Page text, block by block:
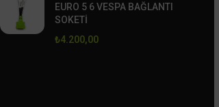
EURO 5 6 VESPA BAĞLANTI
SOKETİ
₺4.200,00